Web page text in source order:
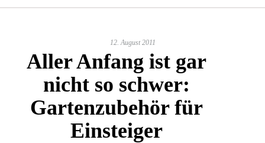
12. August 2011
Aller Anfang ist gar
nicht so schwer:
Gartenzubehör für
Einsteiger